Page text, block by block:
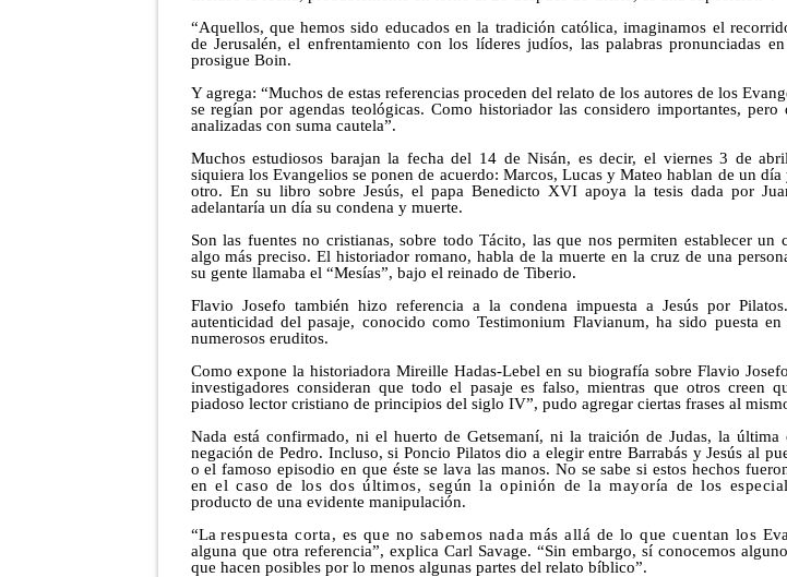
“Aquellos, que hemos sido educados en la tradición católica, imaginamos el
de Jerusalén, el enfrentamiento con los líderes judíos, las palabras pronunciadas
prosigue Boin.
Y agrega: “Muchos de estas referencias proceden del relato de los autores de los
se regían por agendas teológicas. Como historiador las considero importantes, pero
analizadas con suma cautela”.
Muchos estudiosos barajan la fecha del 14 de Nisán, es decir, el viernes 3 de
siquiera los Evangelios se ponen de acuerdo: Marcos, Lucas y Mateo hablan de un día
otro. En su libro sobre Jesús, el papa Benedicto XVI apoya la tesis dada por
adelantaría un día su condena y muerte.
Son las fuentes no cristianas, sobre todo Tácito, las que nos permiten establecer un
algo más preciso. El historiador romano, habla de la muerte en la cruz de una
su gente llamaba el “Mesías”, bajo el reinado de Tiberio.
Flavio Josefo también hizo referencia a la condena impuesta a Jesús por
autenticidad del pasaje, conocido como Testimonium Flavianum, ha sido puesta
numerosos eruditos.
Como expone la historiadora Mireille Hadas-Lebel en su biografía sobre Flavio
investigadores consideran que todo el pasaje es falso, mientras que otros creen
piadoso lector cristiano de principios del siglo IV”, pudo agregar ciertas frases al
Nada está confirmado, ni el huerto de Getsemaní, ni la traición de Judas, la última
negación de Pedro. Incluso, si Poncio Pilatos dio a elegir entre Barrabás y Jesús al
o el famoso episodio en que éste se lava las manos. No se sabe si estos hechos
en el caso de los dos últimos, según la opinión de la mayoría de los
producto de una evidente manipulación.
“Larespuesta corta, es que no sabemos nada más allá de lo que cuentan los
alguna que otra referencia”, explica Carl Savage. “Sin embargo, sí conocemos
que hacen posibles por lo menos algunas partes del relato bíblico”.